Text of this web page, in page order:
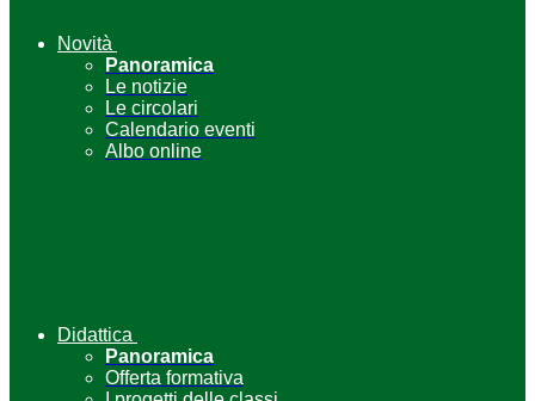
Novità
Panoramica
Le notizie
Le circolari
Calendario eventi
Albo online
Didattica
Panoramica
Offerta formativa